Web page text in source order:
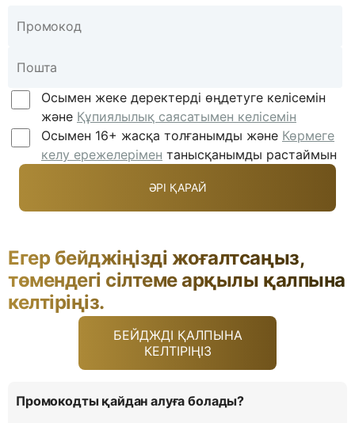
Осымен жеке деректерді өңдетуге келісемін
және Құпиялылық саясатымен келісемін
Осымен 16+ жасқа толғанымды және Көрмеге
келу ережелерімен танысқанымды растаймын
Егер бейджіңізді жоғалтсаңыз,
төмендегі сілтеме арқылы қалпына
келтіріңіз.
БЕЙДЖДІ ҚАЛПЫНА
КЕЛТІРІҢІЗ
Промокодты қайдан алуға болады?